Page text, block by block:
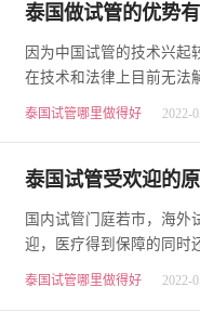
泰国做试管的优势
因为中国试管的技术兴起
在技术和法律上目前无法
的国家。那么去泰国做试
泰国试管哪里做得好 2022-
泰国试管受欢迎的
国内试管门庭若市，海外
迎，医疗得到保障的同时
前泰国等地是很受国人欢
泰国试管哪里做得好 2022-